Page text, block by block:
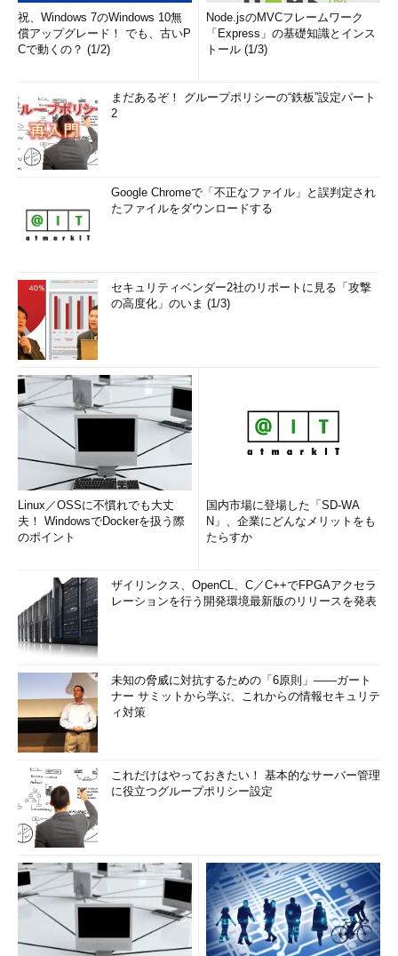
祝、Windows 7のWindows 10無
償アップグレード！ でも、古いP
Cで動くの？ (1/2)
Node.jsのMVCフレームワーク
「Express」の基礎知識とインス
トール (1/3)
まだあるぞ！ グループポリシーの“鉄板”設定パート
2
Google Chromeで「不正なファイル」と誤判定され
たファイルをダウンロードする
セキュリティベンダー2社のリポートに見る「攻撃
の高度化」のいま (1/3)
Linux／OSSに不慣れでも大丈
夫！ WindowsでDockerを扱う際
のポイント
国内市場に登場した「SD-WA
N」、企業にどんなメリットをも
たらすか
ザイリンクス、OpenCL、C／C++でFPGAアクセラ
レーションを行う開発環境最新版のリリースを発表
未知の脅威に対抗するための「6原則」――ガート
ナー サミットから学ぶ、これからの情報セキュリテ
ィ対策
これだけはやっておきたい！ 基本的なサーバー管理
に役立つグループポリシー設定